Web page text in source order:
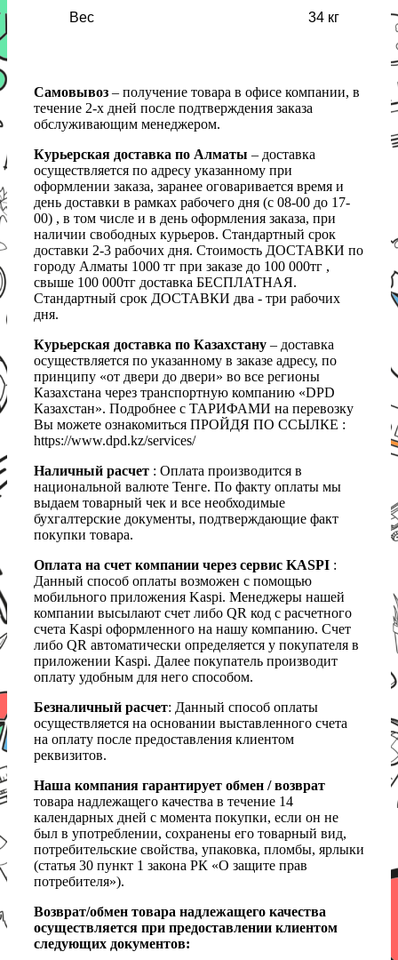
Вес 34 кг
Самовывоз – получение товара в офисе компании, в
течение 2-х дней после подтверждения заказа
обслуживающим менеджером.
Курьерская доставка по Алматы – доставка
осуществляется по адресу указанному при
оформлении заказа, заранее оговаривается время и
день доставки в рамках рабочего дня (с 08-00 до 17-
00) , в том числе и в день оформления заказа, при
наличии свободных курьеров. Стандартный срок
доставки 2-3 рабочих дня. Стоимость ДОСТАВКИ по
городу Алматы 1000 тг при заказе до 100 000тг ,
свыше 100 000тг доставка БЕСПЛАТНАЯ.
Стандартный срок ДОСТАВКИ два - три рабочих
дня.
Курьерская доставка по Казахстану – доставка
осуществляется по указанному в заказе адресу, по
принципу «от двери до двери» во все регионы
Казахстана через транспортную компанию «DPD
Казахстан». Подробнее с ТАРИФАМИ на перевозку
Вы можете ознакомиться ПРОЙДЯ ПО ССЫЛКЕ :
https://www.dpd.kz/services/
Наличный расчет : Оплата производится в
национальной валюте Тенге. По факту оплаты мы
выдаем товарный чек и все необходимые
бухгалтерские документы, подтверждающие факт
покупки товара.
Оплата на счет компании через сервис KASPI :
Данный способ оплаты возможен с помощью
мобильного приложения Kaspi. Менеджеры нашей
компании высылают счет либо QR код с расчетного
счета Kaspi оформленного на нашу компанию. Счет
либо QR автоматически определяется у покупателя в
приложении Kaspi. Далее покупатель производит
оплату удобным для него способом.
Безналичный расчет: Данный способ оплаты
осуществляется на основании выставленного счета
на оплату после предоставления клиентом
реквизитов.
Наша компания гарантирует обмен / возврат
товара надлежащего качества в течение 14
календарных дней с момента покупки, если он не
был в употреблении, сохранены его товарный вид,
потребительские свойства, упаковка, пломбы, ярлыки
(статья 30 пункт 1 закона РК «О защите прав
потребителя»).
Возврат/обмен товара надлежащего качества
осуществляется при предоставлении клиентом
следующих документов: